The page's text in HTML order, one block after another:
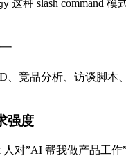
这种 slash command 模
、竞品分析、访谈脚
强度
对”AI 帮我做产品工作